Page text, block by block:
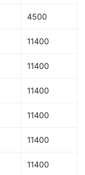
4500
11400
11400
11400
11400
11400
11400